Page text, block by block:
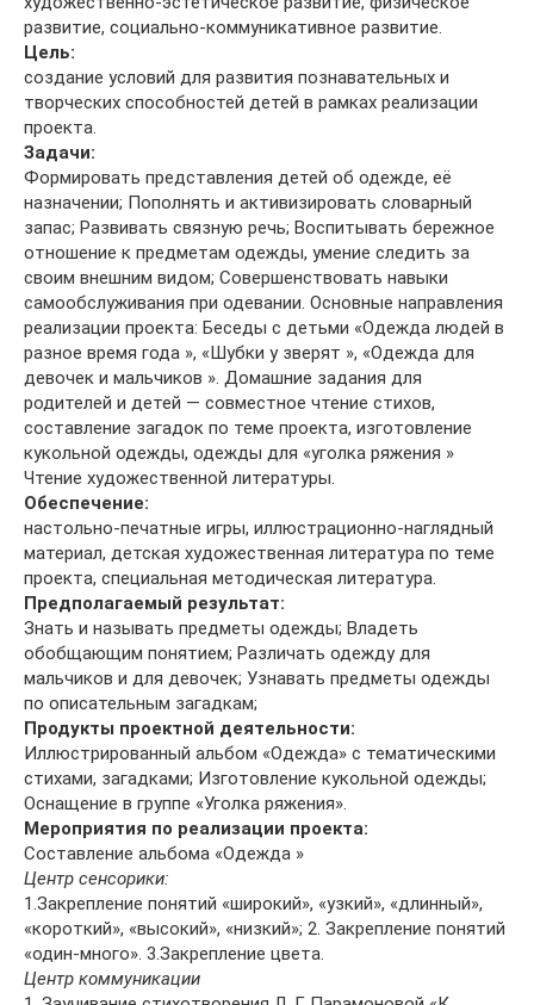
развитие, социально-коммуникативное развитие.
Цель:
создание условий для развития познавательных и
творческих способностей детей в рамках реализации
проекта.
Задачи:
Формировать представления детей об одежде, её
назначении; Пополнять и активизировать словарный
запас; Развивать связную речь; Воспитывать бережное
отношение к предметам одежды, умение следить за
своим внешним видом; Совершенствовать навыки
самообслуживания при одевании. Основные направления
реализации проекта: Беседы с детьми «Одежда людей в
разное время года », «Шубки у зверят », «Одежда для
девочек и мальчиков ». Домашние задания для
родителей и детей — совместное чтение стихов,
составление загадок по теме проекта, изготовление
кукольной одежды, одежды для «уголка ряжения »
Чтение художественной литературы.
Обеспечение:
настольно-печатные игры, иллюстрационно-наглядный
материал, детская художественная литература по теме
проекта, специальная методическая литература.
Предполагаемый результат:
Знать и называть предметы одежды; Владеть
обобщающим понятием; Различать одежду для
мальчиков и для девочек; Узнавать предметы одежды
по описательным загадкам;
Продукты проектной деятельности:
Иллюстрированный альбом «Одежда» с тематическими
стихами, загадками; Изготовление кукольной одежды;
Оснащение в группе «Уголка ряжения».
Мероприятия по реализации проекта:
Составление альбома «Одежда »
Центр сенсорики:
1.Закрепление понятий «широкий», «узкий», «длинный»,
«короткий», «высокий», «низкий»; 2. Закрепление понятий
«один-много». 3.Закрепление цвета.
Центр коммуникации